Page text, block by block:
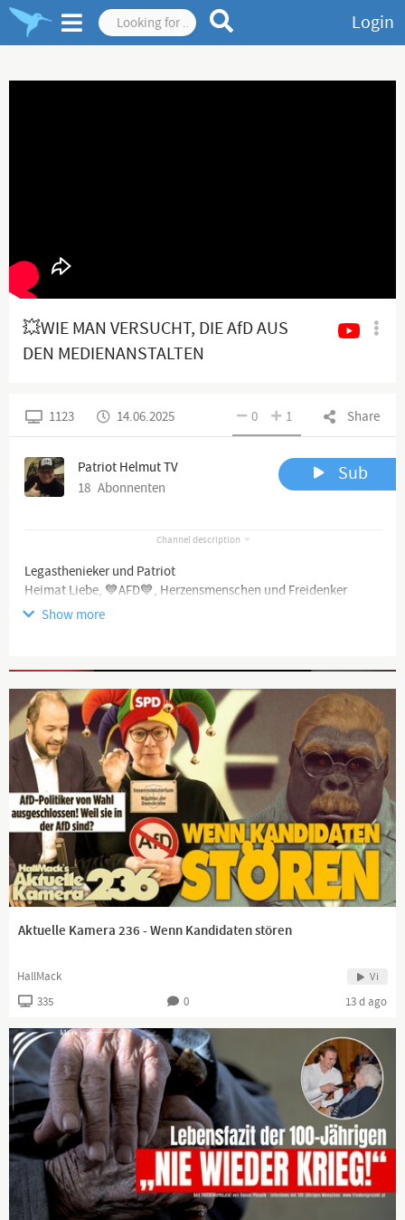
Login
💥WIE MAN VERSUCHT, DIE AfD AUS
DEN MEDIENANSTALTEN
X(@Dennis_Hohloch)
Share
0 1
1123 14.06.2025
Patriot Helmut TV
18 Abonnenten
Sub
Channel description
Legasthenieker und Patriot
Heimat Liebe, 💙AFD💙, Herzensmenschen und Freidenker
Hasse links Grünen Faschismus und Terrorismus Welt Weit
Show more
Aktuelle Kamera 236 - Wenn Kandidaten stören
HallMack Vi
335 0 13 d ago